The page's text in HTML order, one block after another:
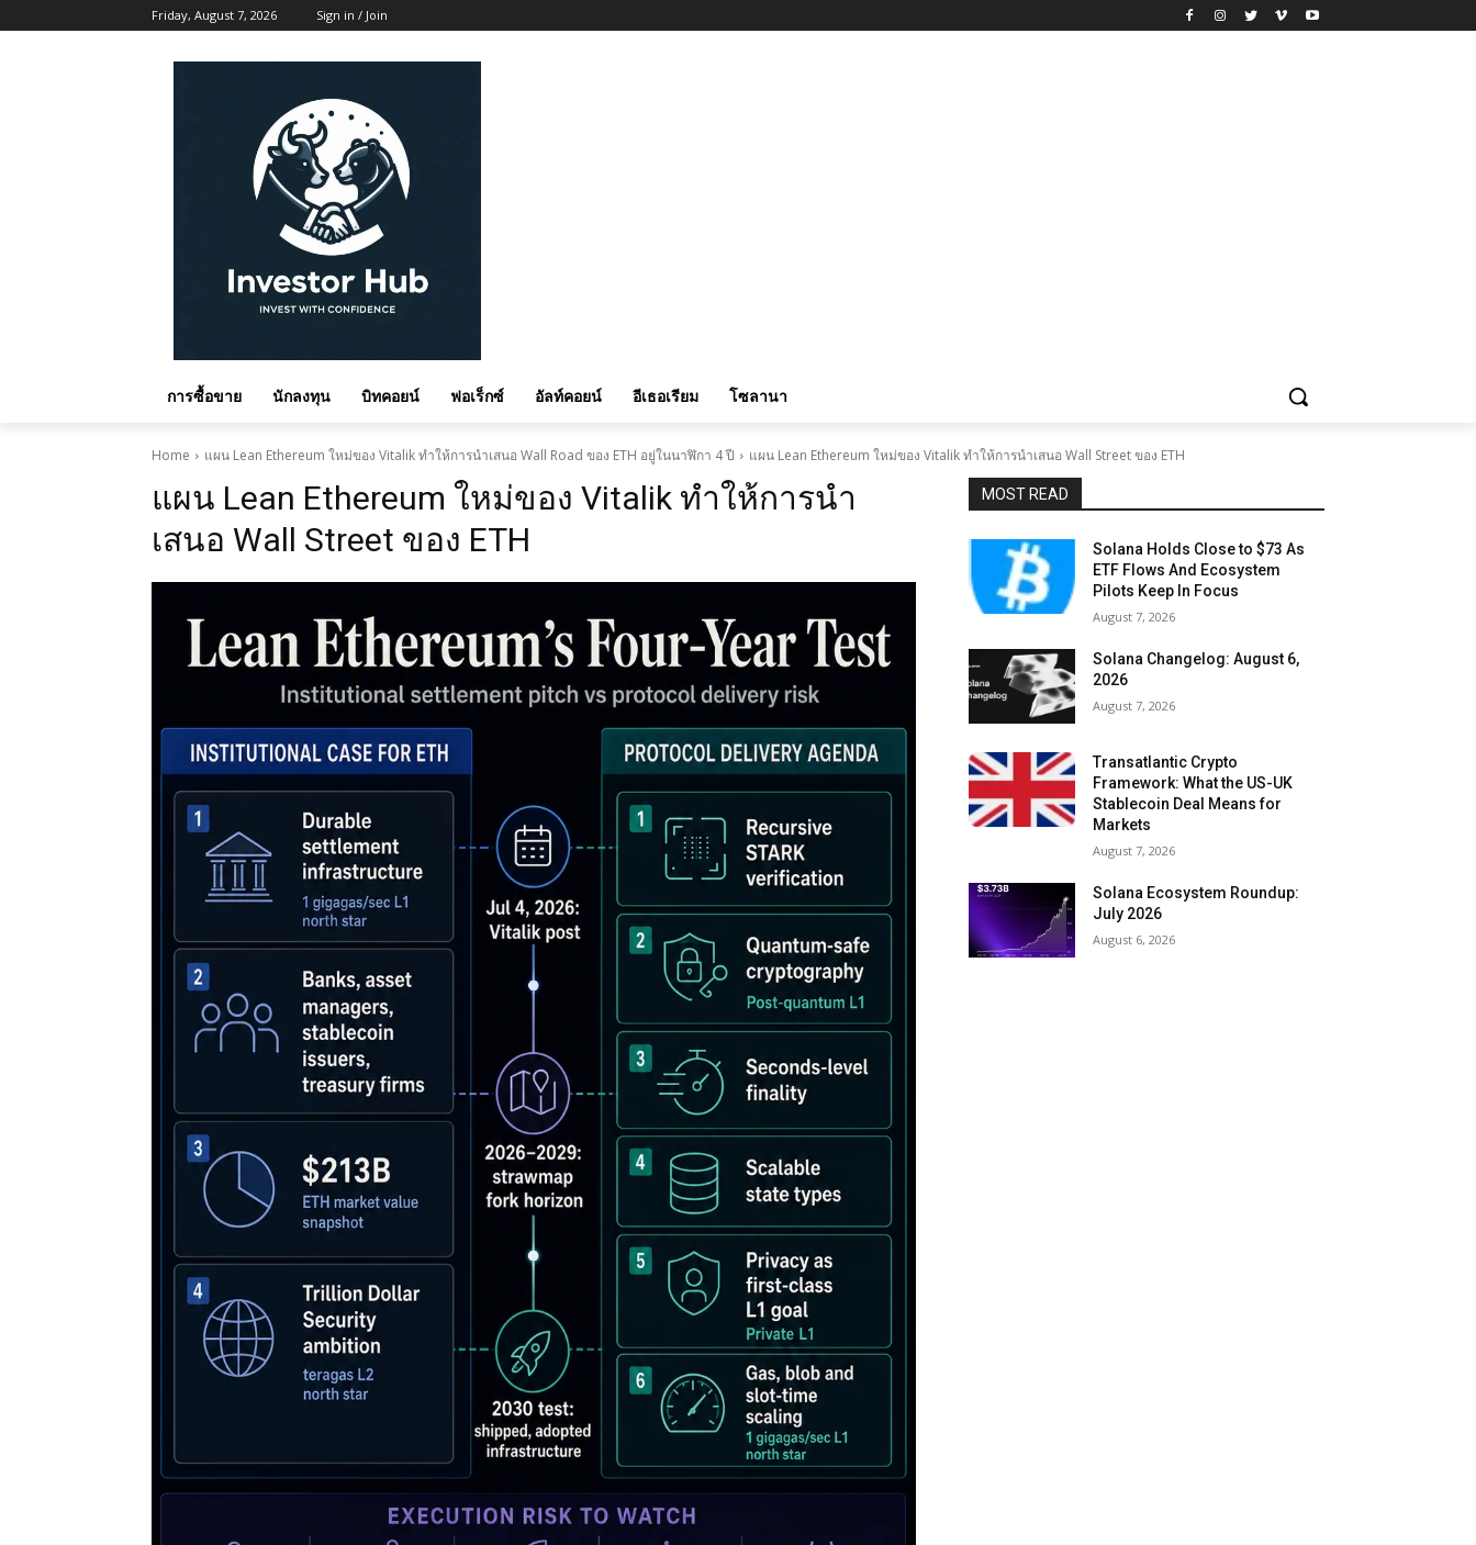
Friday, August 7, 2026 Sign in / Join
การซื้อขาย นักลงทุน บิทคอยน์ ฟอเร็กซ์ อัลท์คอยน์ อีเธอเรียม โซลานา
Home แผน Lean Ethereum ใหม่ของ Vitalik ทำให้การนำเสนอ Wall Road ของ ETH อยู่ในนาฬิกา 4 ปี แผน Lean Ethereum ใหม่ของ Vitalik ทำให้การนำเสนอ Wall Street ของ ETH
แผน Lean Ethereum ใหม่ของ Vitalik ทำให้การนำ
เสนอ Wall Street ของ ETH
MOST READ
Solana Holds Close to $73 As
ETF Flows And Ecosystem
Pilots Keep In Focus
August 7, 2026
Solana Changelog: August 6,
2026
August 7, 2026
Transatlantic Crypto
Framework: What the US-UK
Stablecoin Deal Means for
Markets
August 7, 2026
Solana Ecosystem Roundup:
July 2026
August 6, 2026